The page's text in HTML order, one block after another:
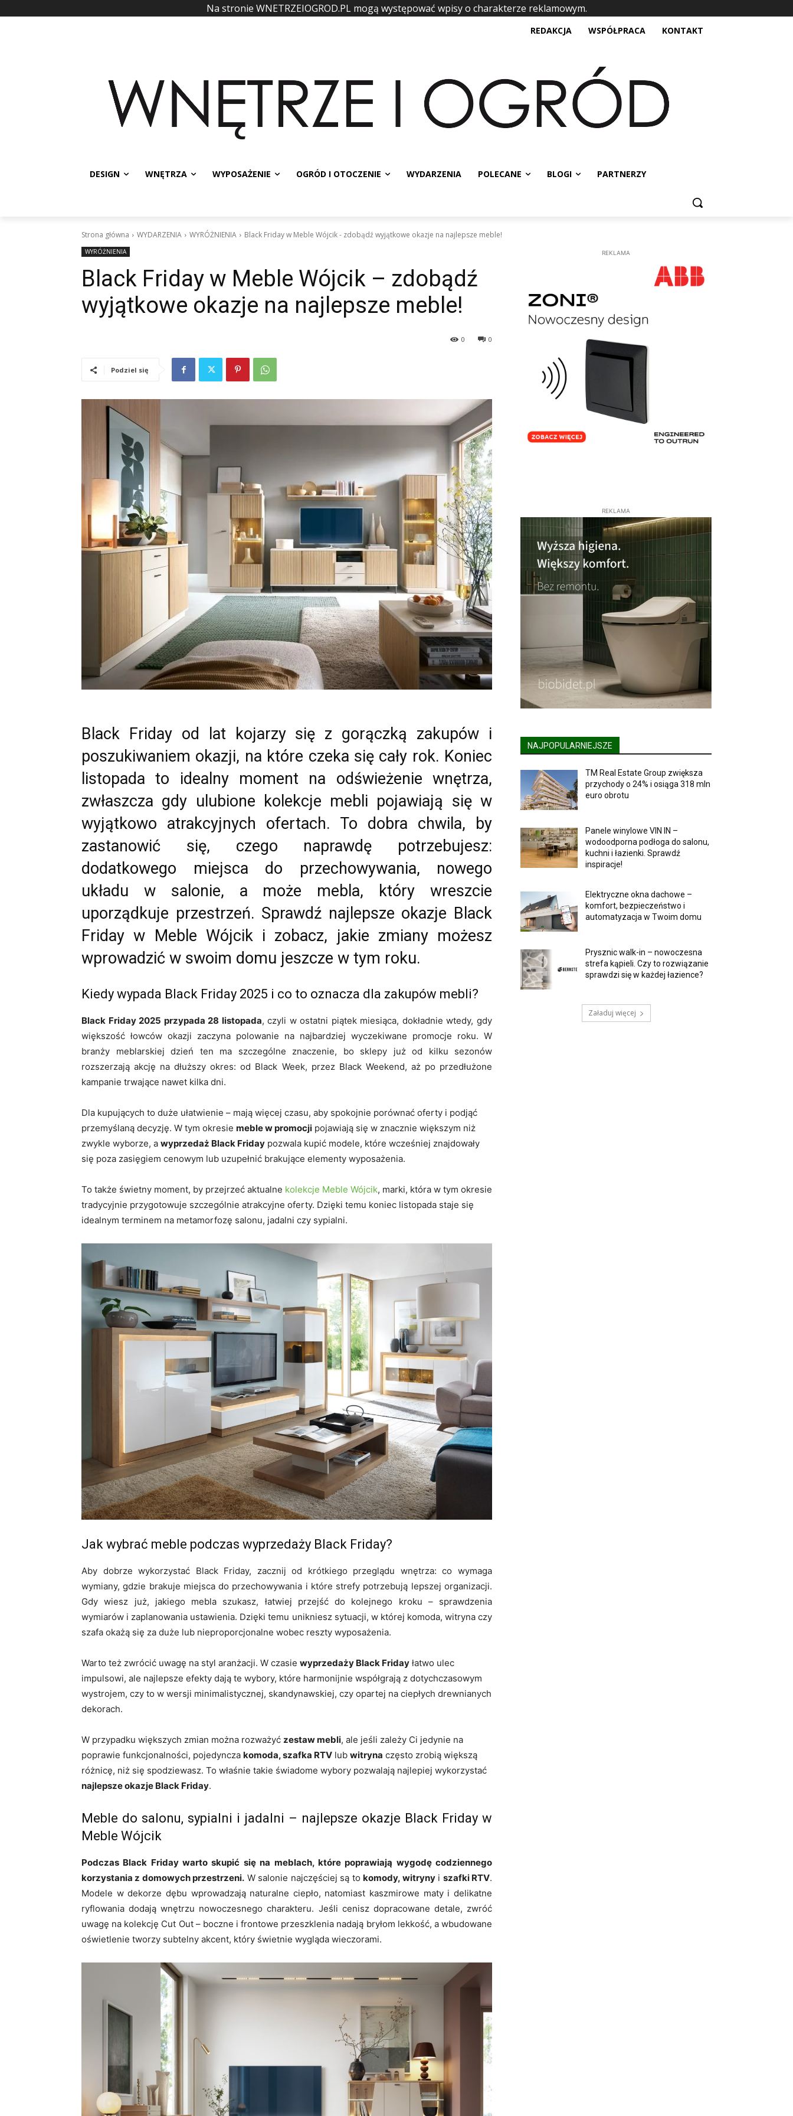
Na stronie WNETRZEIOGROD.PL mogą występować wpisy o charakterze reklamowym.
REDAKCJA WSPÓŁPRACA KONTAKT
DESIGN WNĘTRZA WYPOSAŻENIE OGRÓD I OTOCZENIE WYDARZENIA POLECANE BLOGI PARTNERZY
Strona główna WYDARZENIA WYRÓŻNIENIA Black Friday w Meble Wójcik - zdobądź wyjątkowe okazje na najlepsze meble!
WYRÓŻNIENIA
Black Friday w Meble Wójcik – zdobądź
wyjątkowe okazje na najlepsze meble!
0
0
Podziel się
Black Friday od lat kojarzy się z gorączką zakupów i
poszukiwaniem okazji, na które czeka się cały rok. Koniec
listopada to idealny moment na odświeżenie wnętrza,
zwłaszcza gdy ulubione kolekcje mebli pojawiają się w
wyjątkowo atrakcyjnych ofertach. To dobra chwila, by
zastanowić się, czego naprawdę potrzebujesz:
dodatkowego miejsca do przechowywania, nowego
układu w salonie, a może mebla, który wreszcie
uporządkuje przestrzeń. Sprawdź najlepsze okazje Black
Friday w Meble Wójcik i zobacz, jakie zmiany możesz
wprowadzić w swoim domu jeszcze w tym roku.
Kiedy wypada Black Friday 2025 i co to oznacza dla zakupów mebli?
Black Friday 2025 przypada 28 listopada, czyli w ostatni piątek miesiąca, dokładnie wtedy, gdy
większość łowców okazji zaczyna polowanie na najbardziej wyczekiwane promocje roku. W
branży meblarskiej dzień ten ma szczególne znaczenie, bo sklepy już od kilku sezonów
rozszerzają akcję na dłuższy okres: od Black Week, przez Black Weekend, aż po przedłużone
kampanie trwające nawet kilka dni.
Dla kupujących to duże ułatwienie – mają więcej czasu, aby spokojnie porównać oferty i podjąć
przemyślaną decyzję. W tym okresie meble w promocji pojawiają się w znacznie większym niż
zwykle wyborze, a wyprzedaż Black Friday pozwala kupić modele, które wcześniej znajdowały
się poza zasięgiem cenowym lub uzupełnić brakujące elementy wyposażenia.
To także świetny moment, by przejrzeć aktualne kolekcje Meble Wójcik, marki, która w tym okresie
tradycyjnie przygotowuje szczególnie atrakcyjne oferty. Dzięki temu koniec listopada staje się
idealnym terminem na metamorfozę salonu, jadalni czy sypialni.
Jak wybrać meble podczas wyprzedaży Black Friday?
Aby dobrze wykorzystać Black Friday, zacznij od krótkiego przeglądu wnętrza: co wymaga
wymiany, gdzie brakuje miejsca do przechowywania i które strefy potrzebują lepszej organizacji.
Gdy wiesz już, jakiego mebla szukasz, łatwiej przejść do kolejnego kroku – sprawdzenia
wymiarów i zaplanowania ustawienia. Dzięki temu unikniesz sytuacji, w której komoda, witryna czy
szafa okażą się za duże lub nieproporcjonalne wobec reszty wyposażenia.
Warto też zwrócić uwagę na styl aranżacji. W czasie wyprzedaży Black Friday łatwo ulec
impulsowi, ale najlepsze efekty dają te wybory, które harmonijnie współgrają z dotychczasowym
wystrojem, czy to w wersji minimalistycznej, skandynawskiej, czy opartej na ciepłych drewnianych
dekorach.
W przypadku większych zmian można rozważyć zestaw mebli, ale jeśli zależy Ci jedynie na
poprawie funkcjonalności, pojedyncza komoda, szafka RTV lub witryna często zrobią większą
różnicę, niż się spodziewasz. To właśnie takie świadome wybory pozwalają najlepiej wykorzystać
najlepsze okazje Black Friday.
Meble do salonu, sypialni i jadalni – najlepsze okazje Black Friday w
Meble Wójcik
Podczas Black Friday warto skupić się na meblach, które poprawiają wygodę codziennego
korzystania z domowych przestrzeni. W salonie najczęściej są tokomody, witrynyi szafki RTV.
Modele w dekorze dębu wprowadzają naturalne ciepło, natomiast kaszmirowe maty i delikatne
ryflowania dodają wnętrzu nowoczesnego charakteru. Jeśli cenisz dopracowane detale, zwróć
uwagę na kolekcję Cut Out – boczne i frontowe przeszklenia nadają bryłom lekkość, a wbudowane
oświetlenie tworzy subtelny akcent, który świetnie wygląda wieczorami.
REKLAMA
REKLAMA
NAJPOPULARNIEJSZE
TM Real Estate Group zwiększa
przychody o 24% i osiąga 318 mln
euro obrotu
Panele winylowe VIN IN –
wodoodporna podłoga do salonu,
kuchni i łazienki. Sprawdź
inspiracje!
Elektryczne okna dachowe –
komfort, bezpieczeństwo i
automatyzacja w Twoim domu
Prysznic walk-in – nowoczesna
strefa kąpieli. Czy to rozwiązanie
sprawdzi się w każdej łazience?
Załaduj więcej